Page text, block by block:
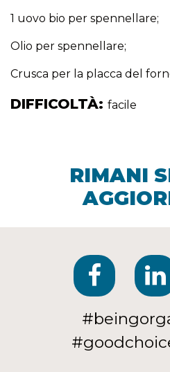
1 uovo bio per spennellare;
Olio per spennellare;
Crusca per la placca del
DIFFICOLTÀ: facile
RIMANI